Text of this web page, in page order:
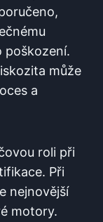
poškození.
může
a
roli při
Při
nejnovější
motory.